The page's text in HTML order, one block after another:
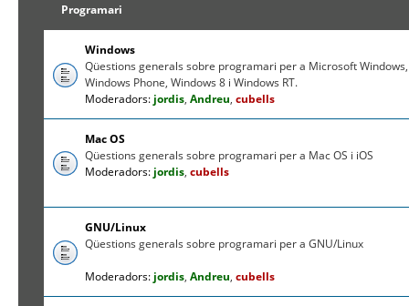
Programari
Windows
Qüestions generals sobre programari per a Microsoft Windows,
Windows Phone, Windows 8 i Windows RT.
Moderadors: jordis,Andreu,cubells
Mac OS
Qüestions generals sobre programari per a Mac OS i iOS
Moderadors: jordis,cubells
GNU/Linux
Qüestions generals sobre programari per a GNU/Linux
Moderadors: jordis,Andreu,cubells